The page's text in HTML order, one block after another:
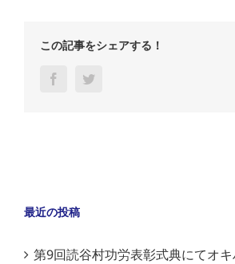
この記事をシェアする！
Facebook
最近の投稿
第9回読谷村功労表彰式典にてオ